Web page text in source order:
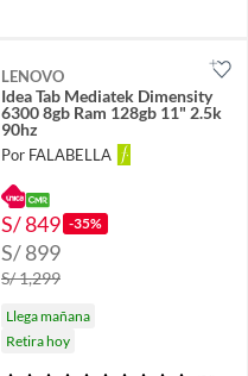
LENOVO
Idea Tab Mediatek Dimensity
6300 8gb Ram 128gb 11" 2.5k
90hz
Por FALABELLA
S/ 849 -35%
S/ 899
S/ 1,299
Llega mañana
Retira hoy